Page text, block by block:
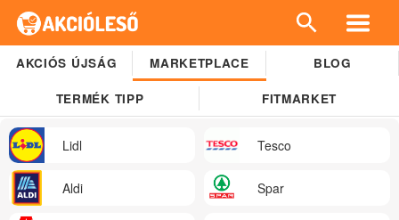
AKCIÓS ÚJSÁG MARKETPLACE BLOG
TERMÉK TIPP FITMARKET
Lidl Tesco
Aldi Spar